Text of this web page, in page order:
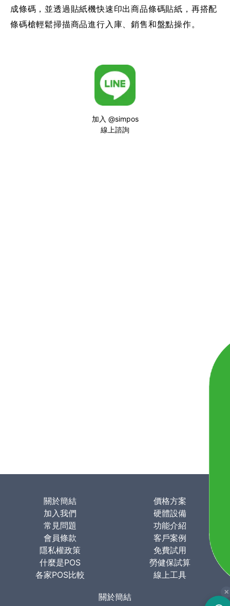
成條碼，並透過貼紙機快速印出商品條碼貼紙，再搭配
條碼槍輕鬆掃描商品進行入庫、銷售和盤點操作。
加入 @simpos
線上諮詢
關於簡結
加入我們
常見問題
會員條款
隱私權政策
什麼是POS
各家POS比較
價格方案
硬體設備
功能介紹
客戶案例
免費試用
勞健保試算
線上工具
關於簡結 ✕